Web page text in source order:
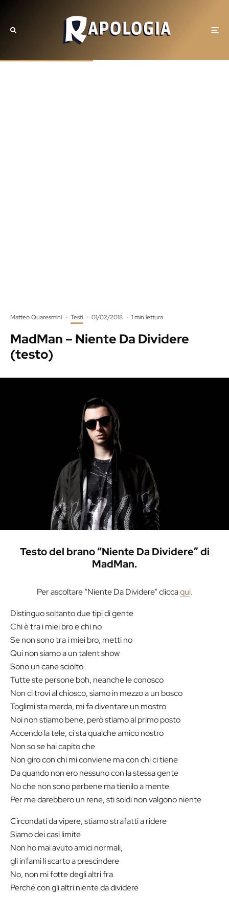
Matteo Quaresmini · Testi · 01/02/2018 · 1 min lettura
MadMan – Niente Da Dividere
(testo)
Testo del brano “Niente Da Dividere” di
MadMan.
Per ascoltare “Niente Da Dividere” cliccaqui.
Distinguo soltanto due tipi di gente
Chi è tra i miei bro e chi no
Se non sono tra i miei bro, metti no
Qui non siamo a un talent show
Sono un cane sciolto
Tutte ste persone boh, neanche le conosco
Non ci trovi al chiosco, siamo in mezzo a un bosco
Toglimi sta merda, mi fa diventare un mostro
Noi non stiamo bene, però stiamo al primo posto
Accendo la tele, ci sta qualche amico nostro
Non so se hai capito che
Non giro con chi mi conviene ma con chi ci tiene
Da quando non ero nessuno con la stessa gente
No che non sono perbene ma tienilo a mente
Per me darebbero un rene, sti soldi non valgono niente
Circondati da vipere, stiamo strafatti a ridere
Siamo dei casi limite
Non ho mai avuto amici normali,
gli infami li scarto a prescindere
No, non mi fotte degli altri fra
Perché con gli altri niente da dividere